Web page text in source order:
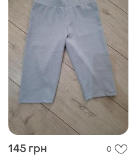
145 грн 0